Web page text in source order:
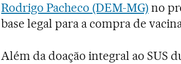
Rodrigo Pacheco (DEM-MG) no
base legal para a compra de
Além da doação integral ao SUS